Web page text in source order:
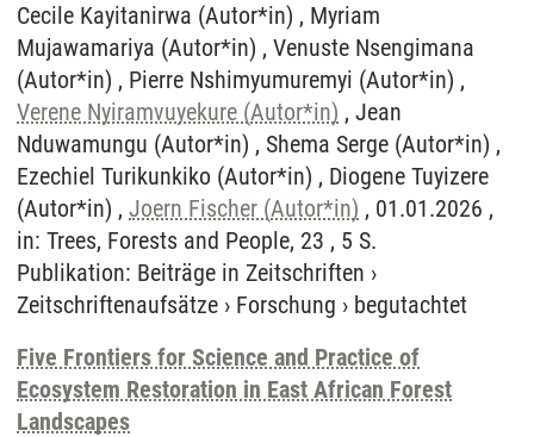
Cecile Kayitanirwa (Autor*in) , Myriam
Mujawamariya (Autor*in) , Venuste Nsengimana
(Autor*in) , Pierre Nshimyumuremyi (Autor*in) ,
Verene Nyiramvuyekure (Autor*in) , Jean
Nduwamungu (Autor*in) , Shema Serge (Autor*in) ,
Ezechiel Turikunkiko (Autor*in) , Diogene Tuyizere
(Autor*in) , Joern Fischer (Autor*in) , 01.01.2026 ,
in: Trees, Forests and People, 23 , 5 S.
Publikation: Beiträge in Zeitschriften ›
Zeitschriftenaufsätze › Forschung › begutachtet
Five Frontiers for Science and Practice of
Ecosystem Restoration in East African Forest
Landscapes